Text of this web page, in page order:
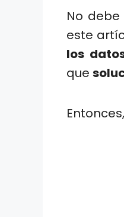
No
este
los
que